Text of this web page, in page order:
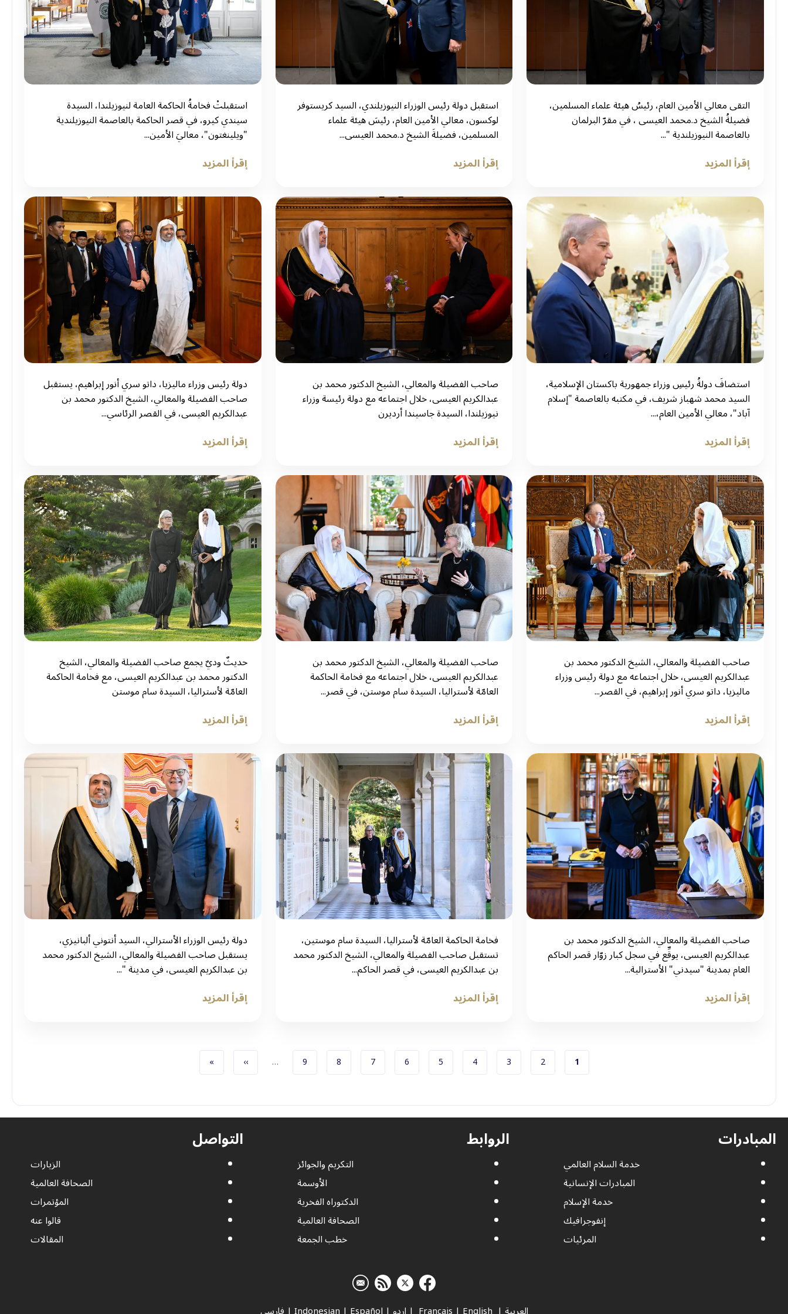
التقى معالي الأمين العام، رئيسُ هيئة علماء المسلمين،
فضيلةُ الشيخ د.⁧‫محمد العيسى‬⁩ ‬⁩، في مقرّ البرلمان
بالعاصمة النيوزيلندية "...
إقرأ المزيد
استقبل دولة رئيس الوزراء النيوزيلندي، السيد كريستوفر
لوكسون، معالي الأمين العام، رئيسَ هيئة علماء
المسلمين، فضيلةَ الشيخ د.⁧‫محمد العيسى...
إقرأ المزيد
استقبلتْ فخامةُ الحاكمة العامة لنيوزيلندا، السيدة
سيندي كيرو، في قصر الحاكمة بالعاصمة النيوزيلندية
"ويلينغتون"، معاليَ الأمين...
إقرأ المزيد
استضافَ دولةُ رئيسِ وزراء جمهورية باكستان الإسلامية،
السيد محمد شهباز شريف، في مكتبه بالعاصمة "إسلام
آباد"، معالي الأمين العام،...
إقرأ المزيد
صاحب الفضيلة والمعالي، الشيخ الدكتور محمد بن
عبدالكريم العيسى، خلال اجتماعه مع دولة رئيسة وزراء
نيوزيلندا، السيدة جاسيندا أرديرن
إقرأ المزيد
دولة رئيس وزراء ماليزيا، داتو سري أنور إبراهيم، يستقبل
صاحب الفضيلة والمعالي، الشيخ الدكتور محمد بن
عبدالكريم العيسى، في القصر الرئاسي...
إقرأ المزيد
صاحب الفضيلة والمعالي، الشيخ الدكتور محمد بن
عبدالكريم العيسى، خلال اجتماعه مع دولة رئيس وزراء
ماليزيا، داتو سري أنور إبراهيم، في القصر...
إقرأ المزيد
صاحب الفضيلة والمعالي، الشيخ الدكتور محمد بن
عبدالكريم العيسى، خلال اجتماعه مع فخامة الحاكمة
العامّة لأستراليا، السيدة سام موستن، في قصر...
إقرأ المزيد
حديثٌ وديٌ يجمع صاحب الفضيلة والمعالي، الشيخ
الدكتور محمد بن عبدالكريم العيسى، مع فخامة الحاكمة
العامّة لأستراليا، السيدة سام موستن
إقرأ المزيد
صاحب الفضيلة والمعالي، الشيخ الدكتور محمد بن
عبدالكريم العيسى، يوقِّع في سجل كبار زوّار قصر الحاكم
العام بمدينة "سيدني" الأسترالية...
إقرأ المزيد
فخامة الحاكمة العامّة لأستراليا، السيدة سام موستين،
تستقبل صاحب الفضيلة والمعالي، الشيخ الدكتور محمد
بن عبدالكريم العيسى، في قصر الحاكم...
إقرأ المزيد
دولة رئيس الوزراء الأسترالي، السيد أنتوني ألبانيزي،
يستقبل صاحب الفضيلة والمعالي، الشيخ الدكتور محمد
بن عبدالكريم العيسى، في مدينة "...
إقرأ المزيد
ترقيم الصفحات الصفحة الحاليّة
1 الصفحة
2 الصفحة
3 الصفحة
4 الصفحة
5 الصفحة
6 الصفحة
7 الصفحة
8 الصفحة
9
… الصفحة التالية
›› الصفحة الأخيرة
»
المبادرات
خدمة السلام العالمي
المبادرات الإنسانية
خدمة الإسلام
إنفوجرافيك
المرئيات
الروابط
التكريم والجوائز
الأوسمة
الدكتوراه الفخرية
الصحافة العالمية
خطب الجمعة
التواصل
الزيارات
الصحافة العالمية
المؤتمرات
قالوا عنه
المقالات